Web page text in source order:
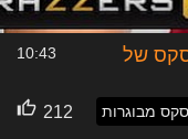
סקס של
10:43
סקס מבוגרות 212